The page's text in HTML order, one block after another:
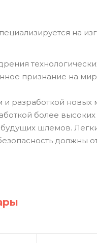
на
признание на
разработкой
более высоких
шлемов.
должны